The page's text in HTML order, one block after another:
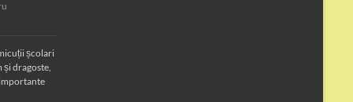
școlari
și dragoste,